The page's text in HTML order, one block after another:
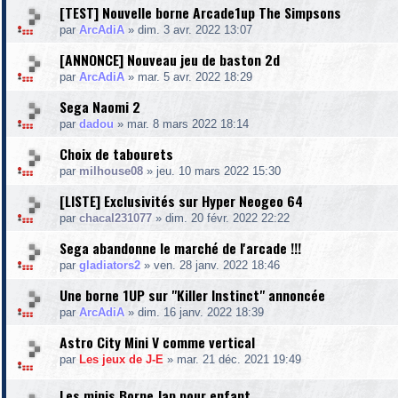
[TEST] Nouvelle borne Arcade1up The Simpsons
par ArcAdiA » dim. 3 avr. 2022 13:07
[ANNONCE] Nouveau jeu de baston 2d
par ArcAdiA » mar. 5 avr. 2022 18:29
Sega Naomi 2
par dadou » mar. 8 mars 2022 18:14
Choix de tabourets
par milhouse08 » jeu. 10 mars 2022 15:30
[LISTE] Exclusivités sur Hyper Neogeo 64
par chacal231077 » dim. 20 févr. 2022 22:22
Sega abandonne le marché de l'arcade !!!
par gladiators2 » ven. 28 janv. 2022 18:46
Une borne 1UP sur "Killer Instinct" annoncée
par ArcAdiA » dim. 16 janv. 2022 18:39
Astro City Mini V comme vertical
par Les jeux de J-E » mar. 21 déc. 2021 19:49